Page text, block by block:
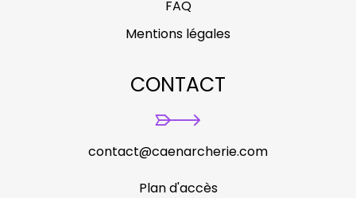
FAQ
Mentions légales
CONTACT
contact@caenarcherie.com
Plan d'accès